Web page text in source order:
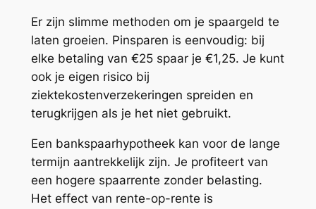
Er zijn slimme methoden om je spaargeld te
laten groeien. Pinsparen is eenvoudig: bij
elke betaling van €25 spaar je €1,25. Je kunt
ook je eigen risico bij
ziektekostenverzekeringen spreiden en
terugkrijgen als je het niet gebruikt.
Een bankspaarhypotheek kan voor de lange
termijn aantrekkelijk zijn. Je profiteert van
een hogere spaarrente zonder belasting.
Het effect van rente-op-rente is